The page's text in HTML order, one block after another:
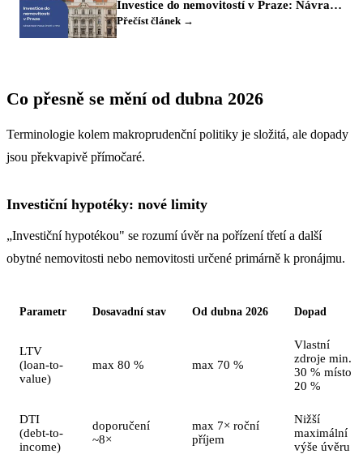
Investice do nemovitostí v Praze: Návratnost podle čtvrtí a typu
Přečíst článek →
Co přesně se mění od dubna 2026
Terminologie kolem makroprudenční politiky je složitá, ale dopady
jsou překvapivě přímočaré.
Investiční hypotéky: nové limity
„Investiční hypotékou" se rozumí úvěr na pořízení třetí a další
obytné nemovitosti nebo nemovitosti určené primárně k pronájmu.
Parametr Dosavadní stav Od dubna 2026 Dopad
LTV
(loan-to-
value)
max 80 % max 70 %
Vlastní
zdroje min.
30 % místo
20 %
DTI
(debt-to-
income)
doporučení
~8×
max 7× roční
příjem
Nižší
maximální
výše úvěru